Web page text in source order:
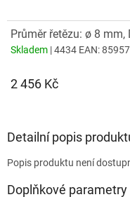
Průměr řetězu: ø 8
Skladem | 4434 EAN:
2 456 Kč
Detailní popis
Popis produktu není
Doplňkové parametry